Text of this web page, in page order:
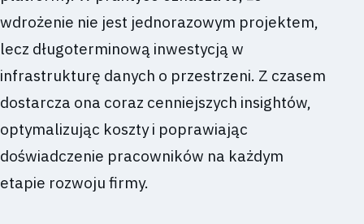
wdrożenie nie jest jednorazowym projektem,
lecz długoterminową inwestycją w
infrastrukturę danych o przestrzeni. Z czasem
dostarcza ona coraz cenniejszych insightów,
optymalizując koszty i poprawiając
doświadczenie pracowników na każdym
etapie rozwoju firmy.